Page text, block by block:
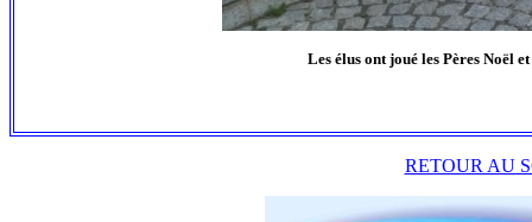
Les élus ont joué les Pères Noël
RETOUR AU